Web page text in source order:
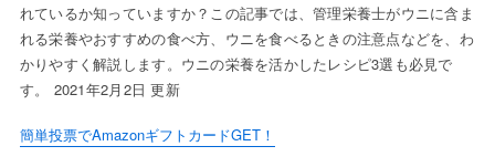
れているか知っていますか？この記事では、管理栄養士がウニに含ま
れる栄養やおすすめの食べ方、ウニを食べるときの注意点などを、わ
かりやすく解説します。ウニの栄養を活かしたレシピ3選も必見で
す。 2021年2月2日 更新
簡単投票でAmazonギフトカードGET！